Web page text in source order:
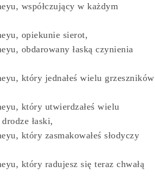
współczujący w każdym
opiekunie sierot,
obdarowany łaską czynienia
który jednałeś wielu grzeszników
który utwierdzałeś wielu
łaski,
który zasmakowałeś słodyczy
który radujesz się teraz chwałą